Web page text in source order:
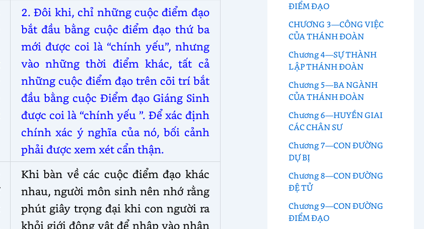
2. Đôi khi, chỉ những cuộc điểm đạo
bắt đầu bằng cuộc điểm đạo thứ ba
mới được coi là “chính yếu”, nhưng
vào những thời điểm khác, tất cả
những cuộc điểm đạo trên cõi trí bắt
đầu bằng cuộc Điểm đạo Giáng Sinh
được coi là “chính yếu ”. Để xác định
chính xác ý nghĩa của nó, bối cảnh
phải được xem xét cẩn thận.
Khi bàn về các cuộc điểm đạo khác
nhau, người môn sinh nên nhớ rằng
phút giây trọng đại khi con người ra
khỏi giới động vật để nhập vào nhân
ĐIỂM ĐẠO
CHƯƠNG 3—CÔNG VIỆC
CỦA THÁNH ĐOÀN
Chương 4—SỰ THÀNH
LẬP THÁNH ĐOÀN
Chương 5—BA NGÀNH
CỦA THÁNH ĐOÀN
Chương 6—HUYỀN GIAI
CÁC CHÂN SƯ
Chương 7—CON ĐƯỜNG
DỰ BỊ
Chương 8—CON ĐƯỜNG
ĐỆ TỬ
Chương 9—CON ĐƯỜNG
ĐIỂM ĐẠO